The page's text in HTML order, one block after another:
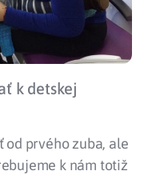
k detskej
od prvého zuba, ale
k nám totiž